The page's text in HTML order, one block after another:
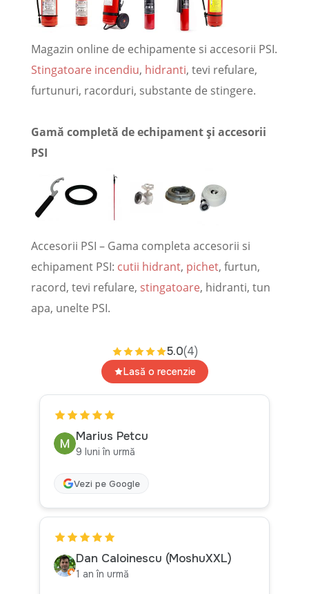
Magazin online de echipamente si accesorii PSI.
Stingatoare incendiu, hidranti, tevi refulare,
furtunuri, racorduri, substante de stingere.
Gamă completă de echipament și accesorii
PSI
Accesorii PSI – Gama completa accesorii si
echipament PSI: cutii hidrant, pichet, furtun,
racord, tevi refulare, stingatoare, hidranti, tun
apa, unelte PSI.